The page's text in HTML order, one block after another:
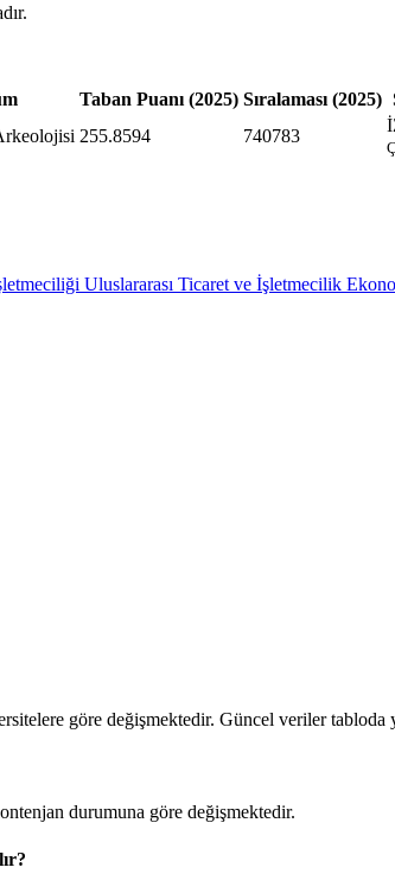
Taban Puanı (2025) Sıralaması (2025)
255.8594 740783
Uluslararası Ticaret ve İşletmecilik
göre değişmektedir. Güncel veriler tabloda
durumuna göre değişmektedir.